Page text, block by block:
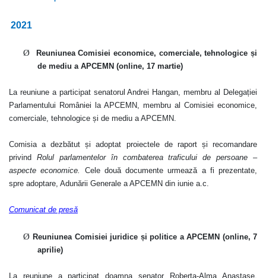
2021
Ø
Reuniunea Comisiei economice, comerciale, tehnologice și
de mediu a APCEMN (online, 17 martie)
La reuniune a participat senatorul Andrei Hangan, membru al Delegației
Parlamentului României la APCEMN, membru al Comisiei economice,
comerciale, tehnologice și de mediu a APCEMN.
Comisia a dezbătut și adoptat proiectele de raport și recomandare
privind
Rolul parlamentelor în combaterea traficului de persoane –
aspecte economice.
Cele două documente urmează a fi prezentate,
spre adoptare, Adunării Generale a APCEMN din iunie a.c.
Comunicat de presă
Ø Reuniunea Comisiei juridice și politice a APCEMN (online, 7
aprilie)
La reuniune a participat doamna senator Roberta-Alma Anastase,